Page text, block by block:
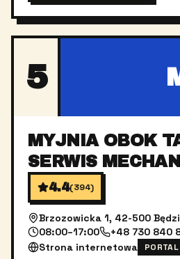
5
MYJNIA OBOK
SERWIS
4.4(394)
Brzozowicka 1, 42-500
08:00–17:00
+48 730 840
Strona internetowa